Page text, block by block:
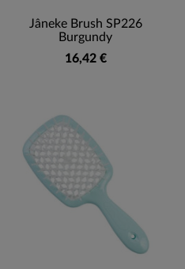
Jâneke Brush SP226
Burgundy
16,42 €